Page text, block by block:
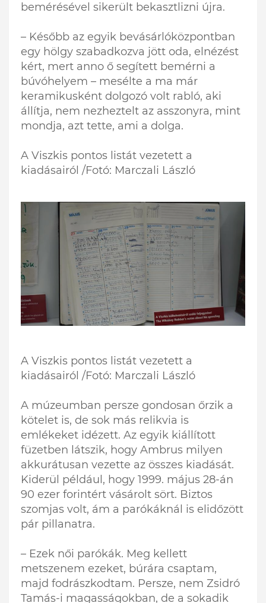
bemérésével sikerült bekasztlizni újra.
– Később az egyik bevásárlóközpontban
egy hölgy szabadkozva jött oda, elnézést
kért, mert anno ő segített bemérni a
búvóhelyem – mesélte a ma már
keramikusként dolgozó volt rabló, aki
állítja, nem nezheztelt az asszonyra, mint
mondja, azt tette, ami a dolga.
A Viszkis pontos listát vezetett a
kiadásairól /Fotó: Marczali László
A Viszkis pontos listát vezetett a
kiadásairól /Fotó: Marczali László
A múzeumban persze gondosan őrzik a
kötelet is, de sok más relikvia is
emlékeket idézett. Az egyik kiállított
füzetben látszik, hogy Ambrus milyen
akkurátusan vezette az összes kiadását.
Kiderül például, hogy 1999. május 28-án
90 ezer forintért vásárolt sört. Biztos
szomjas volt, ám a parókáknál is elidőzött
pár pillanatra.
– Ezek női parókák. Meg kellett
metszenem ezeket, búrára csaptam,
majd fodrászkodtam. Persze, nem Zsidró
Tamás-i magasságokban, de a sokadik